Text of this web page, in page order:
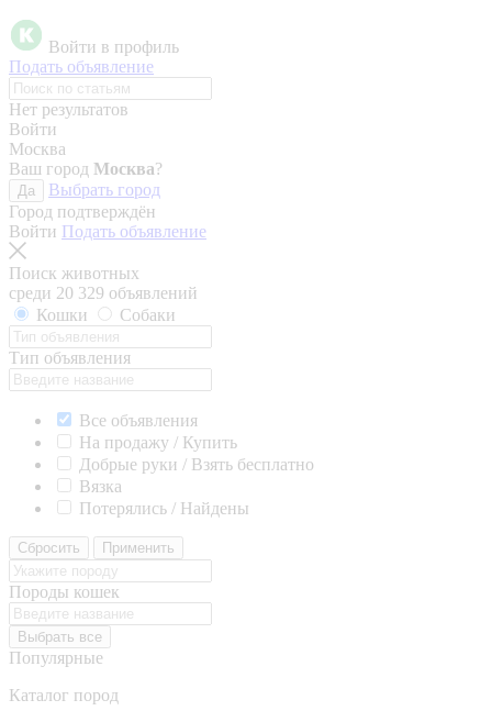
Войти в профиль
Подать объявление
Нет результатов
Войти
Москва
Ваш город Москва?
Да
Выбрать город
Город подтверждён
Войти Подать объявление
Поиск животных
среди 20 329 объявлений
Кошки
Собаки
Тип объявления
Все объявления
На продажу / Купить
Добрые руки / Взять бесплатно
Вязка
Потерялись / Найдены
Сбросить Применить
Породы кошек
Выбрать все
Популярные
Каталог пород